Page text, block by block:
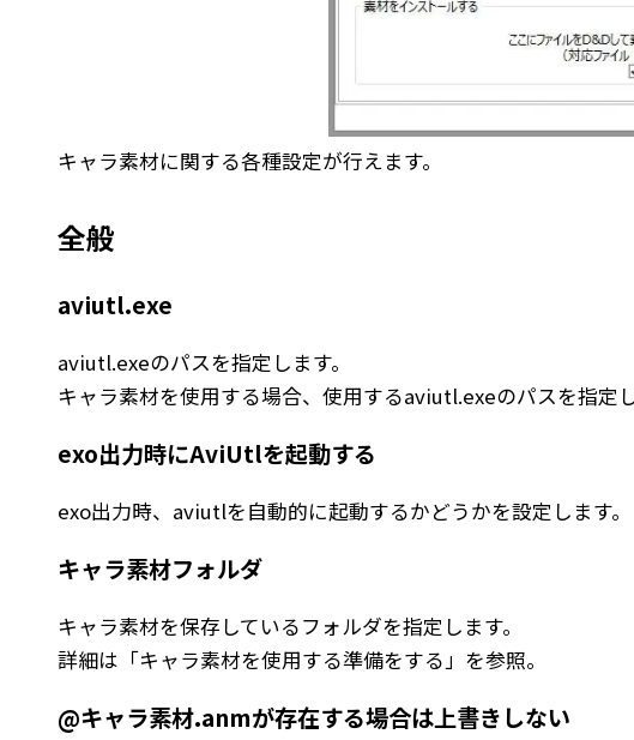
キャラ素材に関する各種設定が行えます。
全般
aviutl.exe
aviutl.exeのパスを指定します。
キャラ素材を使用する場合、使用するaviutl.exeのパスを指定
exo出力時にAviUtlを起動する
exo出力時、aviutlを自動的に起動するかどうかを設定します。
キャラ素材フォルダ
キャラ素材を保存しているフォルダを指定します。
詳細は「キャラ素材を使用する準備をする 」を参照。
@キャラ素材.anmが存在する場合は上書きしない